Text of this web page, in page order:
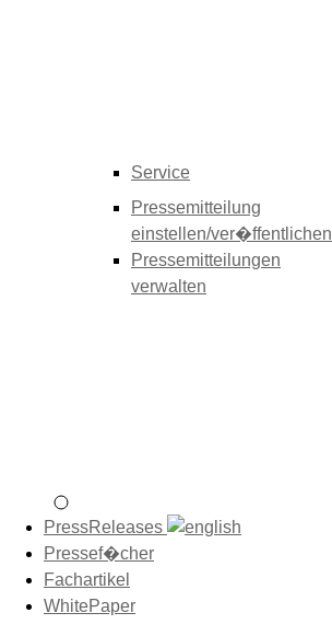
Service
Pressemitteilung
einstellen/ver�ffentlichen
Pressemitteilungen
verwalten
PressReleases
Pressef�cher
Fachartikel
WhitePaper